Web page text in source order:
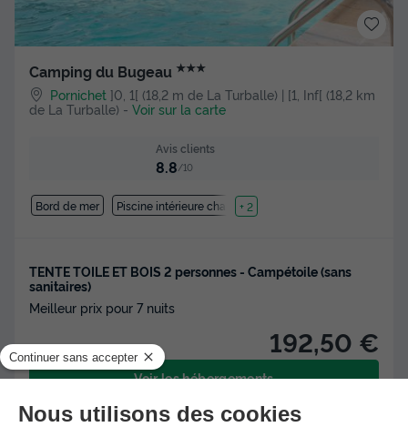
Camping du Bugeau ★★★
Pornichet ]0, 1[ (18,2 m de La Turballe) | [1, Inf[ (18,2 km
de La Turballe) - Voir sur la carte
Avis clients
8.8/10
Bord de mer Piscine intérieure chauffée
+ 2
TENTE TOILE ET BOIS 2 personnes - Campétoile (sans
sanitaires)
Meilleur prix pour 7 nuits
192,50 €
Voir les hébergements